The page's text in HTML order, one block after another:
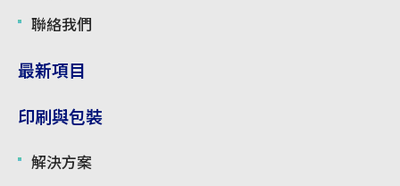
聯絡我們
最新項目
印刷與包裝
解決方案